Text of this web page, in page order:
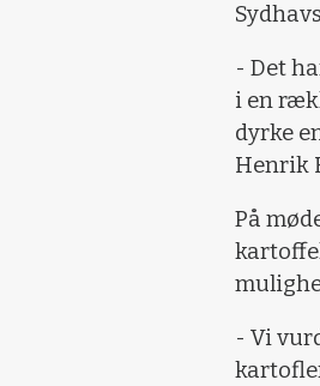
- Det
i en
dyrke
Henrik
På
- Vi